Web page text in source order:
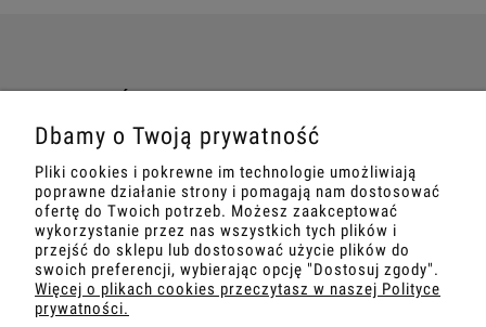
TWOJE ZAMÓWIENIE
INFORMACJE
MARKETING
SZKOLENIA
Dbamy o Twoją prywatność
Pliki cookies i pokrewne im technologie umożliwiają
poprawne działanie strony i pomagają nam dostosować
ofertę do Twoich potrzeb. Możesz zaakceptować
wykorzystanie przez nas wszystkich tych plików i
przejść do sklepu lub dostosować użycie plików do
swoich preferencji, wybierając opcję "Dostosuj zgody".
Więcej o plikach cookies przeczytasz w naszej Polityce
prywatności.